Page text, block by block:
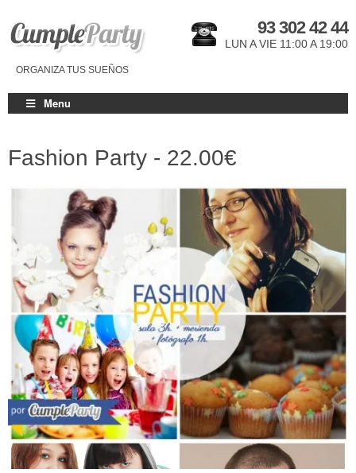
ORGANIZA TUS SUEÑOS
93 302 42 44
LUN A VIE 11:00 A 19:00
Menu
Fashion Party - 22.00€